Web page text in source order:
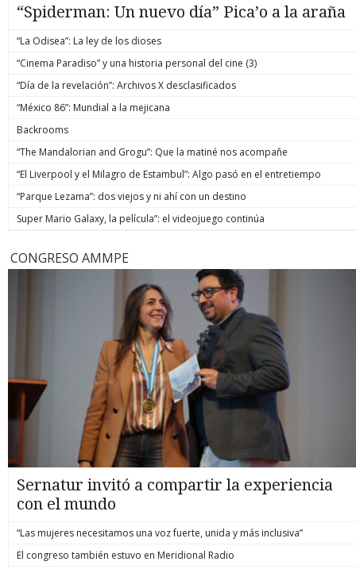
“Spiderman: Un nuevo día” Pica’o a la araña
“La Odisea”: La ley de los dioses
“Cinema Paradiso” y una historia personal del cine (3)
“Día de la revelación”: Archivos X desclasificados
“México 86”: Mundial a la mejicana
Backrooms
“The Mandalorian and Grogu”: Que la matiné nos acompañe
“El Liverpool y el Milagro de Estambul”: Algo pasó en el entretiempo
“Parque Lezama”: dos viejos y ni ahí con un destino
Super Mario Galaxy, la película”: el videojuego continúa
CONGRESO AMMPE
Sernatur invitó a compartir la experiencia
con el mundo
“Las mujeres necesitamos una voz fuerte, unida y más inclusiva”
El congreso también estuvo en Meridional Radio